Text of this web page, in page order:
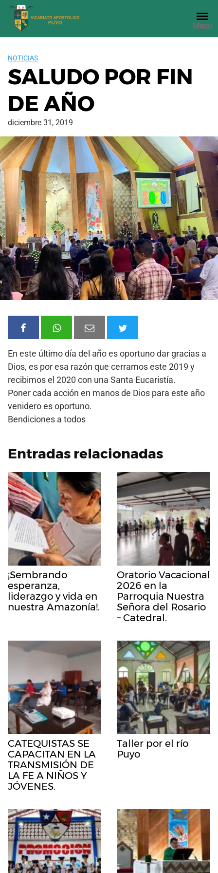
Saltar
contenido
Menu
NOTICIAS
SALUDO POR FIN
DE AÑO
diciembre 31, 2019
En este último día del año es oportuno dar gracias a
Dios, es por esa razón que cerramos este 2019 y
recibimos el 2020 con una Santa Eucaristía.
Poner cada acción en manos de Dios para este año
venidero es oportuno.
Bendiciones a todos
Entradas relacionadas
¡Sembrando
esperanza,
liderazgo y vida en
nuestra Amazonía!.
Oratorio Vacacional
2026 en la
Parroquia Nuestra
Señora del Rosario
– Catedral.
CATEQUISTAS SE
CAPACITAN EN LA
TRANSMISIÓN DE
LA FE A NIÑOS Y
JÓVENES.
Taller por el río
Puyo